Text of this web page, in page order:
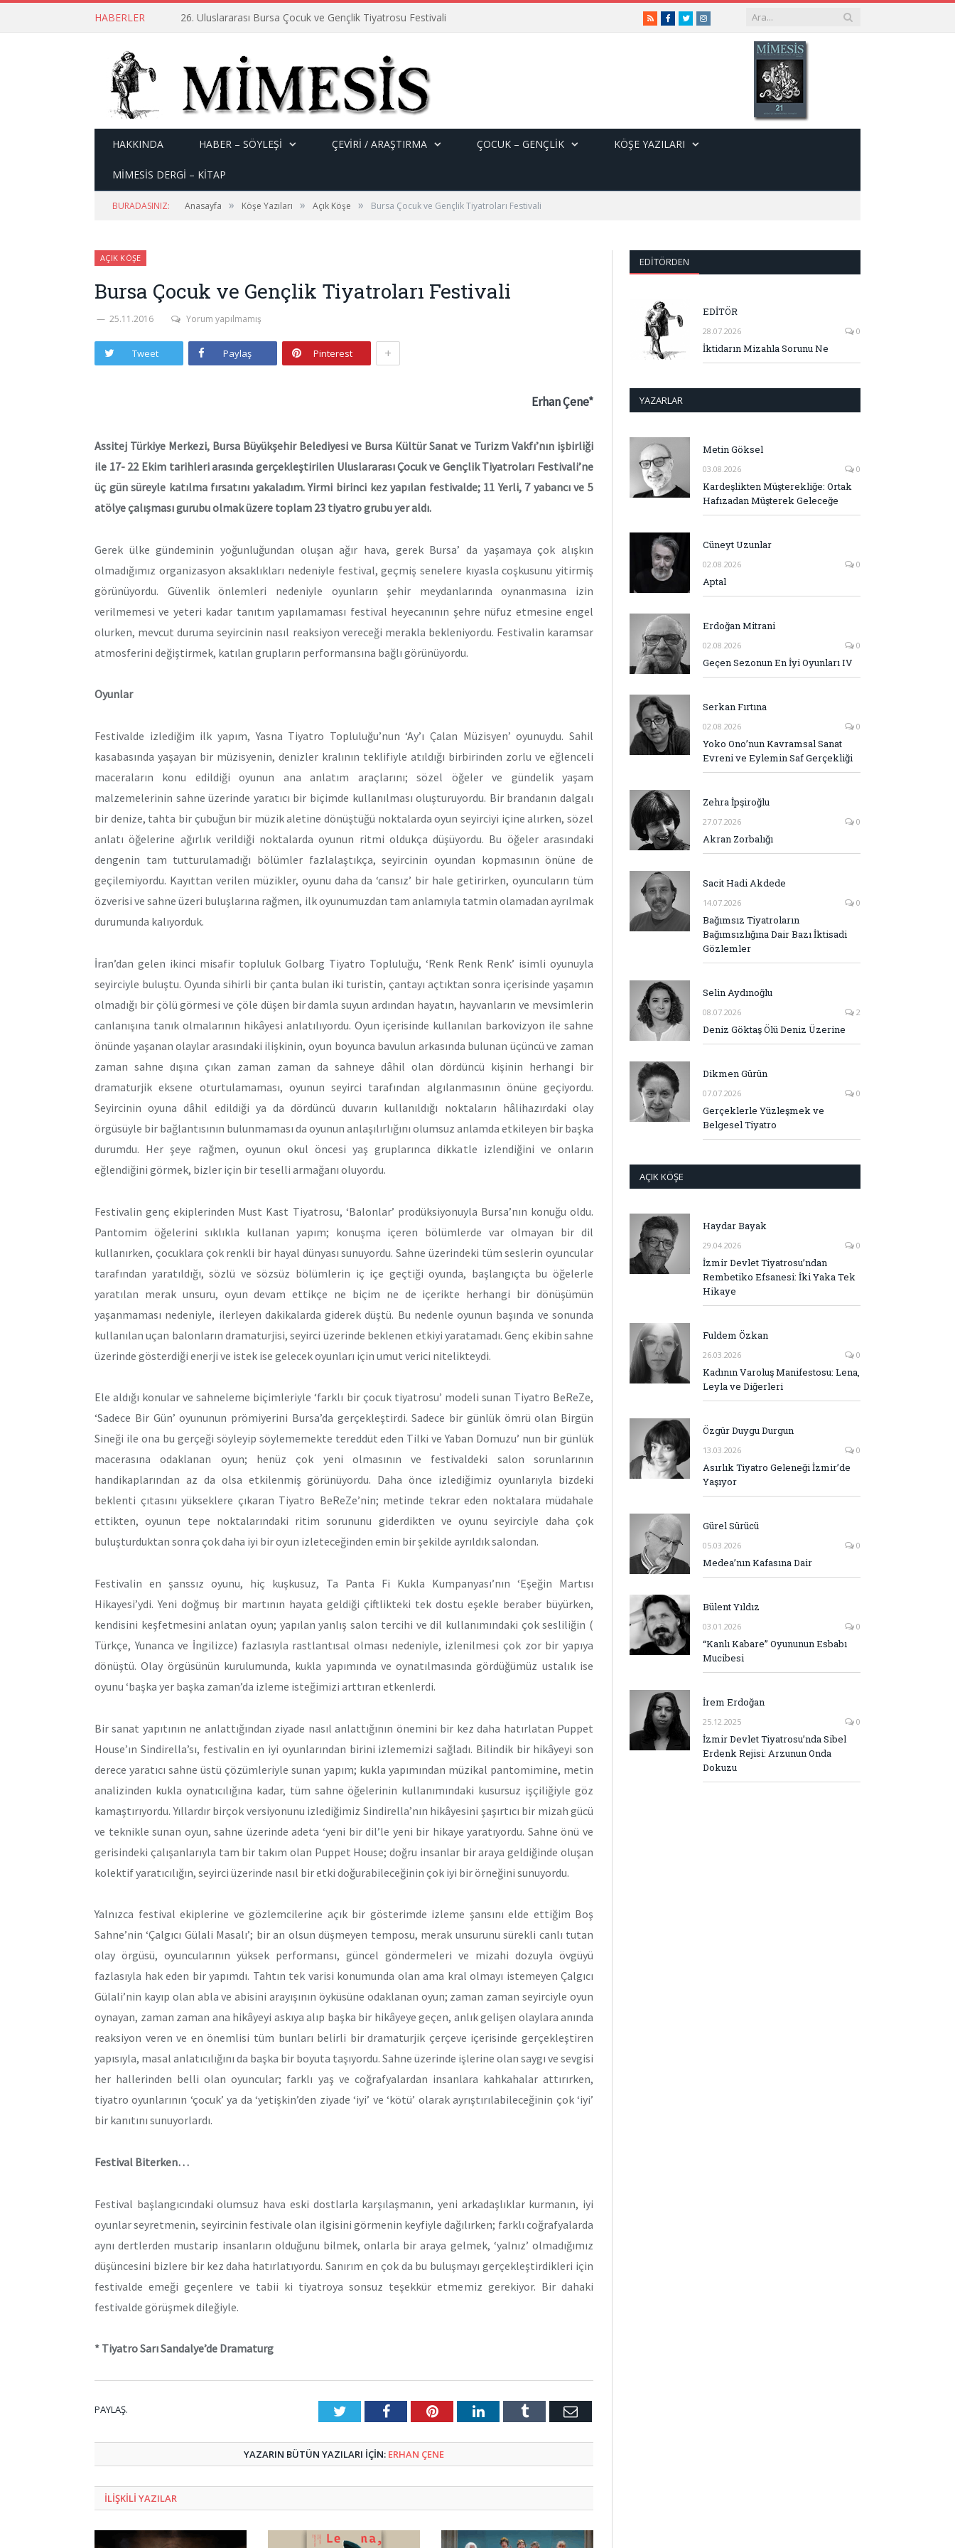
HABERLER 26. Uluslararası Bursa Çocuk ve Gençlik Tiyatrosu Festivali RSSFacebook
TwitterInstagram
HAKKINDA HABER – SÖYLEŞI ÇEVİRİ / ARAŞTIRMA ÇOCUK – GENÇLIK KÖŞE YAZILARI
MİMESİS DERGİ – KİTAP
BURADASINIZ: Anasayfa » Köşe Yazıları » Açık Köşe » Bursa Çocuk ve Gençlik Tiyatroları Festivali
AÇIK KÖŞE
Bursa Çocuk ve Gençlik Tiyatroları Festivali
25.11.2016 Yorum yapılmamış
Tweet Paylaş Pinterest +
Erhan Çene*
Assitej Türkiye Merkezi, Bursa Büyükşehir Belediyesi ve Bursa Kültür Sanat ve Turizm Vakfı’nın işbirliği
ile 17- 22 Ekim tarihleri arasında gerçekleştirilen Uluslararası Çocuk ve Gençlik Tiyatroları Festivali’ne
üç gün süreyle katılma fırsatını yakaladım. Yirmi birinci kez yapılan festivalde; 11 Yerli, 7 yabancı ve 5
atölye çalışması gurubu olmak üzere toplam 23 tiyatro grubu yer aldı.
Gerek ülke gündeminin yoğunluğundan oluşan ağır hava, gerek Bursa’ da yaşamaya çok alışkın
olmadığımız organizasyon aksaklıkları nedeniyle festival, geçmiş senelere kıyasla coşkusunu yitirmiş
görünüyordu. Güvenlik önlemleri nedeniyle oyunların şehir meydanlarında oynanmasına izin
verilmemesi ve yeteri kadar tanıtım yapılamaması festival heyecanının şehre nüfuz etmesine engel
olurken, mevcut duruma seyircinin nasıl reaksiyon vereceği merakla bekleniyordu. Festivalin karamsar
atmosferini değiştirmek, katılan grupların performansına bağlı görünüyordu.
Oyunlar
Festivalde izlediğim ilk yapım, Yasna Tiyatro Topluluğu’nun ‘Ay’ı Çalan Müzisyen’ oyunuydu. Sahil
kasabasında yaşayan bir müzisyenin, denizler kralının teklifiyle atıldığı birbirinden zorlu ve eğlenceli
maceraların konu edildiği oyunun ana anlatım araçlarını; sözel öğeler ve gündelik yaşam
malzemelerinin sahne üzerinde yaratıcı bir biçimde kullanılması oluşturuyordu. Bir brandanın dalgalı
bir denize, tahta bir çubuğun bir müzik aletine dönüştüğü noktalarda oyun seyirciyi içine alırken, sözel
anlatı öğelerine ağırlık verildiği noktalarda oyunun ritmi oldukça düşüyordu. Bu öğeler arasındaki
dengenin tam tutturulamadığı bölümler fazlalaştıkça, seyircinin oyundan kopmasının önüne de
geçilemiyordu. Kayıttan verilen müzikler, oyunu daha da ‘cansız’ bir hale getirirken, oyuncuların tüm
özverisi ve sahne üzeri buluşlarına rağmen, ilk oyunumuzdan tam anlamıyla tatmin olamadan ayrılmak
durumunda kalıyorduk.
İran’dan gelen ikinci misafir topluluk Golbarg Tiyatro Topluluğu, ‘Renk Renk Renk’ isimli oyunuyla
seyirciyle buluştu. Oyunda sihirli bir çanta bulan iki turistin, çantayı açtıktan sonra içerisinde yaşamın
olmadığı bir çölü görmesi ve çöle düşen bir damla suyun ardından hayatın, hayvanların ve mevsimlerin
canlanışına tanık olmalarının hikâyesi anlatılıyordu. Oyun içerisinde kullanılan barkovizyon ile sahne
önünde yaşanan olaylar arasındaki ilişkinin, oyun boyunca bavulun arkasında bulunan üçüncü ve zaman
zaman sahne dışına çıkan zaman zaman da sahneye dâhil olan dördüncü kişinin herhangi bir
dramaturjik eksene oturtulamaması, oyunun seyirci tarafından algılanmasının önüne geçiyordu.
Seyircinin oyuna dâhil edildiği ya da dördüncü duvarın kullanıldığı noktaların hâlihazırdaki olay
örgüsüyle bir bağlantısının bulunmaması da oyunun anlaşılırlığını olumsuz anlamda etkileyen bir başka
durumdu. Her şeye rağmen, oyunun okul öncesi yaş gruplarınca dikkatle izlendiğini ve onların
eğlendiğini görmek, bizler için bir teselli armağanı oluyordu.
Festivalin genç ekiplerinden Must Kast Tiyatrosu, ‘Balonlar’ prodüksiyonuyla Bursa’nın konuğu oldu.
Pantomim öğelerini sıklıkla kullanan yapım; konuşma içeren bölümlerde var olmayan bir dil
kullanırken, çocuklara çok renkli bir hayal dünyası sunuyordu. Sahne üzerindeki tüm seslerin oyuncular
tarafından yaratıldığı, sözlü ve sözsüz bölümlerin iç içe geçtiği oyunda, başlangıçta bu öğelerle
yaratılan merak unsuru, oyun devam ettikçe ne biçim ne de içerikte herhangi bir dönüşümün
yaşanmaması nedeniyle, ilerleyen dakikalarda giderek düştü. Bu nedenle oyunun başında ve sonunda
kullanılan uçan balonların dramaturjisi, seyirci üzerinde beklenen etkiyi yaratamadı. Genç ekibin sahne
üzerinde gösterdiği enerji ve istek ise gelecek oyunları için umut verici nitelikteydi.
Ele aldığı konular ve sahneleme biçimleriyle ‘farklı bir çocuk tiyatrosu’ modeli sunan Tiyatro BeReZe,
‘Sadece Bir Gün’ oyununun prömiyerini Bursa’da gerçekleştirdi. Sadece bir günlük ömrü olan Birgün
Sineği ile ona bu gerçeği söyleyip söylememekte tereddüt eden Tilki ve Yaban Domuzu’ nun bir günlük
macerasına odaklanan oyun; henüz çok yeni olmasının ve festivaldeki salon sorunlarının
handikaplarından az da olsa etkilenmiş görünüyordu. Daha önce izlediğimiz oyunlarıyla bizdeki
beklenti çıtasını yükseklere çıkaran Tiyatro BeReZe’nin; metinde tekrar eden noktalara müdahale
ettikten, oyunun tepe noktalarındaki ritim sorununu giderdikten ve oyunu seyirciyle daha çok
buluşturduktan sonra çok daha iyi bir oyun izleteceğinden emin bir şekilde ayrıldık salondan.
Festivalin en şanssız oyunu, hiç kuşkusuz, Ta Panta Fi Kukla Kumpanyası’nın ‘Eşeğin Martısı
Hikayesi’ydi. Yeni doğmuş bir martının hayata geldiği çiftlikteki tek dostu eşekle beraber büyürken,
kendisini keşfetmesini anlatan oyun; yapılan yanlış salon tercihi ve dil kullanımındaki çok sesliliğin (
Türkçe, Yunanca ve İngilizce) fazlasıyla rastlantısal olması nedeniyle, izlenilmesi çok zor bir yapıya
dönüştü. Olay örgüsünün kurulumunda, kukla yapımında ve oynatılmasında gördüğümüz ustalık ise
oyunu ‘başka yer başka zaman’da izleme isteğimizi arttıran etkenlerdi.
Bir sanat yapıtının ne anlattığından ziyade nasıl anlattığının önemini bir kez daha hatırlatan Puppet
House’ın Sindirella’sı, festivalin en iyi oyunlarından birini izlememizi sağladı. Bilindik bir hikâyeyi son
derece yaratıcı sahne üstü çözümleriyle sunan yapım; kukla yapımından müzikal pantomimine, metin
analizinden kukla oynatıcılığına kadar, tüm sahne öğelerinin kullanımındaki kusursuz işçiliğiyle göz
kamaştırıyordu. Yıllardır birçok versiyonunu izlediğimiz Sindirella’nın hikâyesini şaşırtıcı bir mizah gücü
ve teknikle sunan oyun, sahne üzerinde adeta ‘yeni bir dil’le yeni bir hikaye yaratıyordu. Sahne önü ve
gerisindeki çalışanlarıyla tam bir takım olan Puppet House; doğru insanlar bir araya geldiğinde oluşan
kolektif yaratıcılığın, seyirci üzerinde nasıl bir etki doğurabileceğinin çok iyi bir örneğini sunuyordu.
Yalnızca festival ekiplerine ve gözlemcilerine açık bir gösterimde izleme şansını elde ettiğim Boş
Sahne’nin ‘Çalgıcı Gülali Masalı’; bir an olsun düşmeyen temposu, merak unsurunu sürekli canlı tutan
olay örgüsü, oyuncularının yüksek performansı, güncel göndermeleri ve mizahi dozuyla övgüyü
fazlasıyla hak eden bir yapımdı. Tahtın tek varisi konumunda olan ama kral olmayı istemeyen Çalgıcı
Gülali’nin kayıp olan abla ve abisini arayışının öyküsüne odaklanan oyun; zaman zaman seyirciyle oyun
oynayan, zaman zaman ana hikâyeyi askıya alıp başka bir hikâyeye geçen, anlık gelişen olaylara anında
reaksiyon veren ve en önemlisi tüm bunları belirli bir dramaturjik çerçeve içerisinde gerçekleştiren
yapısıyla, masal anlatıcılığını da başka bir boyuta taşıyordu. Sahne üzerinde işlerine olan saygı ve sevgisi
her hallerinden belli olan oyuncular; farklı yaş ve coğrafyalardan insanlara kahkahalar attırırken,
tiyatro oyunlarının ‘çocuk’ ya da ‘yetişkin’den ziyade ‘iyi’ ve ‘kötü’ olarak ayrıştırılabileceğinin çok ‘iyi’
bir kanıtını sunuyorlardı.
Festival Biterken…
Festival başlangıcındaki olumsuz hava eski dostlarla karşılaşmanın, yeni arkadaşlıklar kurmanın, iyi
oyunlar seyretmenin, seyircinin festivale olan ilgisini görmenin keyfiyle dağılırken; farklı coğrafyalarda
aynı dertlerden mustarip insanların olduğunu bilmek, onlarla bir araya gelmek, ‘yalnız’ olmadığımız
düşüncesini bizlere bir kez daha hatırlatıyordu. Sanırım en çok da bu buluşmayı gerçekleştirdikleri için
festivalde emeği geçenlere ve tabii ki tiyatroya sonsuz teşekkür etmemiz gerekiyor. Bir dahaki
festivalde görüşmek dileğiyle.
* Tiyatro Sarı Sandalye’de Dramaturg
PAYLAŞ. TwitterFacebookPinterestLinkedInTumblr E-
YAZARIN BÜTÜN YAZILARI IÇIN: ERHAN ÇENE
ILIŞKILI YAZILAR
EDITÖRDEN
EDİTÖR
28.07.2026 0
İktidarın Mizahla Sorunu Ne
YAZARLAR
Metin Göksel
03.08.2026 0
Kardeşlikten Müşterekliğe: Ortak
Hafızadan Müşterek Geleceğe
Cüneyt Uzunlar
02.08.2026 0
Aptal
Erdoğan Mitrani
02.08.2026 0
Geçen Sezonun En İyi Oyunları IV
Serkan Fırtına
02.08.2026 0
Yoko Ono’nun Kavramsal Sanat
Evreni ve Eylemin Saf Gerçekliği
Zehra İpşiroğlu
27.07.2026 0
Akran Zorbalığı
Sacit Hadi Akdede
14.07.2026 0
Bağımsız Tiyatroların
Bağımsızlığına Dair Bazı İktisadi
Gözlemler
Selin Aydınoğlu
08.07.2026 2
Deniz Göktaş Ölü Deniz Üzerine
Dikmen Gürün
07.07.2026 0
Gerçeklerle Yüzleşmek ve
Belgesel Tiyatro
AÇIK KÖŞE
Haydar Bayak
29.04.2026 0
İzmir Devlet Tiyatrosu’ndan
Rembetiko Efsanesi: İki Yaka Tek
Hikaye
Fuldem Özkan
26.03.2026 0
Kadının Varoluş Manifestosu: Lena,
Leyla ve Diğerleri
Özgür Duygu Durgun
13.03.2026 0
Asırlık Tiyatro Geleneği İzmir’de
Yaşıyor
Gürel Sürücü
05.03.2026 0
Medea’nın Kafasına Dair
Bülent Yıldız
03.01.2026 0
“Kanlı Kabare” Oyununun Esbabı
Mucibesi
İrem Erdoğan
25.12.2025 0
İzmir Devlet Tiyatrosu’nda Sibel
Erdenk Rejisi: Arzunun Onda
Dokuzu